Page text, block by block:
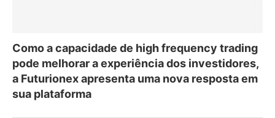
Como a capacidade de high frequency trading
pode melhorar a experiência dos investidores,
a Futurionex apresenta uma nova resposta em
sua plataforma